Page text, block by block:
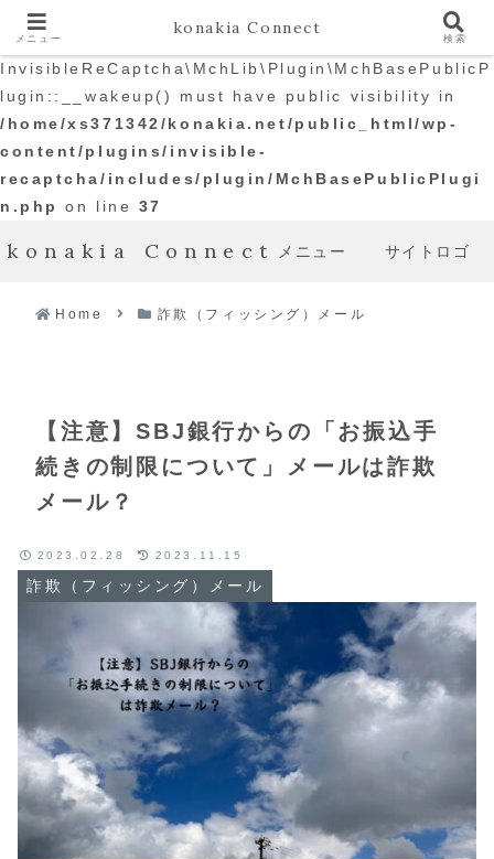
Warning
InvisibleReCaptcha\MchLib\Plugin\MchBasePublicP
lugin::__wakeup() must have public visibility in
/home/xs371342/konakia.net/public_html/wp-
content/plugins/invisible-
recaptcha/includes/plugin/MchBasePublicPlugi
n.php
on line 37
konakia Connect メニュー サイトロゴ
Home 詐欺（フィッシング）メール
【注意】SBJ銀行からの「お振込手
続きの制限について」メールは詐欺
メール？
詐欺（フィッシング）メール
2023.02.28 2023.11.15
メニュー konakia Connect 検索